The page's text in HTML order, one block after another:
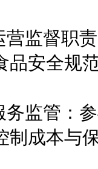
督职责
品安全规
管：参
制成本与